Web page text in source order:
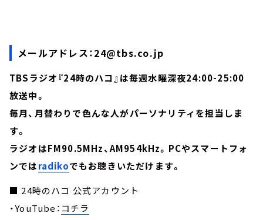
メールアドレス：24@tbs.co.jp
TBSラジオ『24時のハコ』は毎週水曜深夜24:00-25:00
放送中。
毎月、月替わりで色んな人がパーソナリティを担当しま
す。
ラジオはFM90.5MHz、AM954kHz。PCやスマートフォ
ンではradikoでもお聴きいただけます。
■ 24時のハコ 公式アカウント
・YouTube： コチラ